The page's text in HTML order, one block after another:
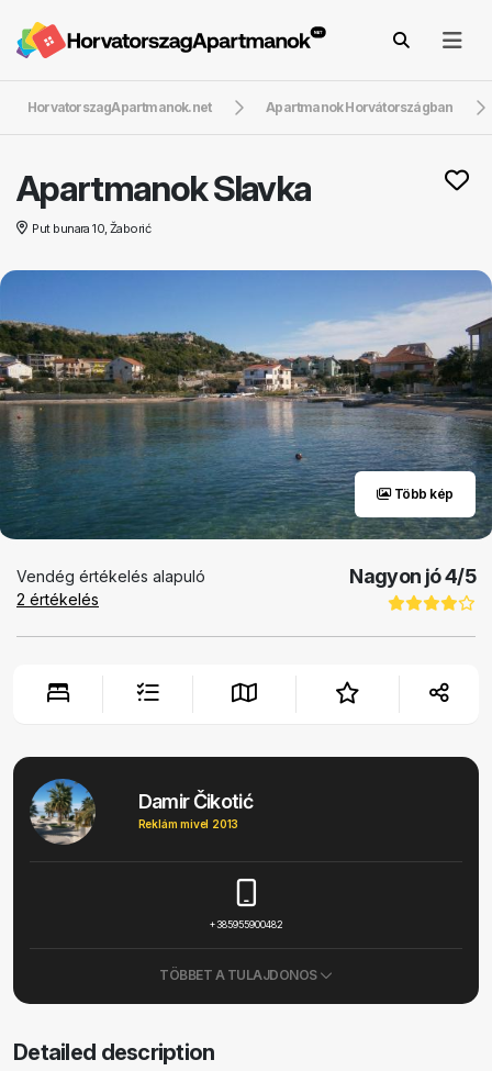
HorvatorszagApartmanok.net Apartmanok Horvátországban
Apartmanok Slavka
Put bunara 10, Žaborić
Több kép
Vendég értékelés alapuló
2 értékelés
Nagyon jó4/5
Damir Čikotić
Reklám mivel 2013
+385955900482
TÖBBET A TULAJDONOS
Detailed description